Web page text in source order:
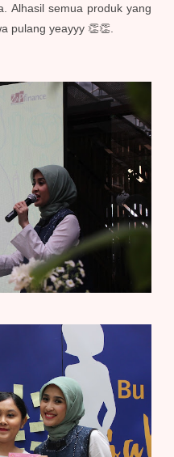
Alhasil semua produk yang
pulang yeayyy 👏👏.